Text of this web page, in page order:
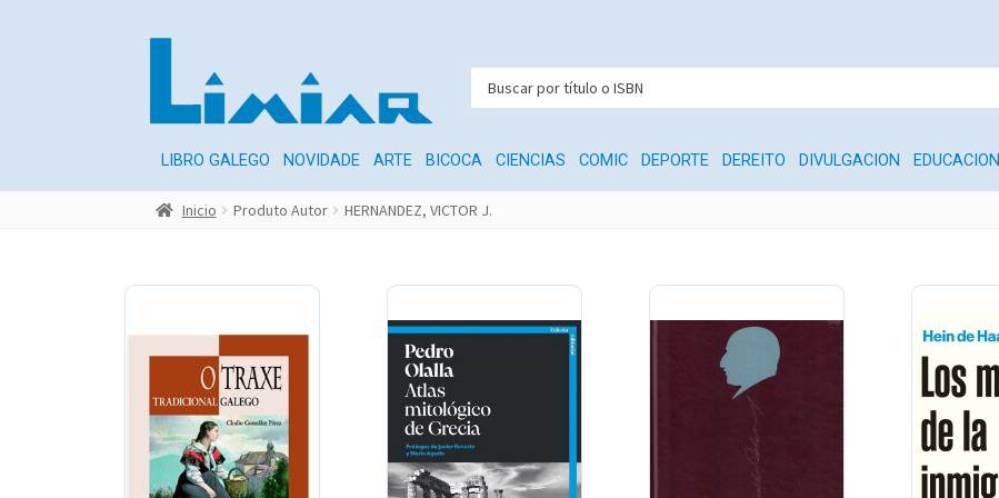
LIBRO GALEGO NOVIDADE ARTE BICOCA CIENCIAS COMIC DEPORTE DEREITO DIVULGACION EDUCACION
Inicio Produto Autor HERNANDEZ, VICTOR J.